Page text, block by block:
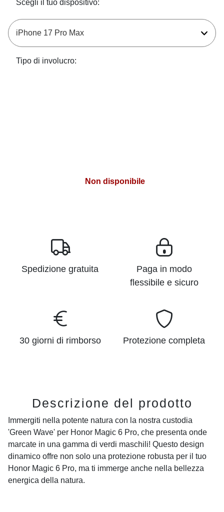
Scegli il tuo dispositivo:
Tipo di involucro:
Non disponibile
Spedizione gratuita
Paga in modo
flessibile e sicuro
30 giorni di rimborso Protezione completa
Descrizione del prodotto
Immergiti nella potente natura con la nostra custodia
'Green Wave' per Honor Magic 6 Pro, che presenta onde
marcate in una gamma di verdi maschili! Questo design
dinamico offre non solo una protezione robusta per il tuo
Honor Magic 6 Pro, ma ti immerge anche nella bellezza
energica della natura.